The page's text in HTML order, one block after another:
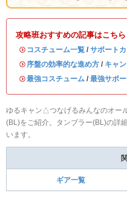
攻略班おすすめの記事はこちら
・ コスチューム一覧 / サポート
・ 序盤の効率的な進め方 / キャ
・最強コスチューム / 最強サポ
ゆるキャン△つなげるみんなのオー
(BL)をご紹介。タンブラー(BL)の詳
います。
ギア一覧